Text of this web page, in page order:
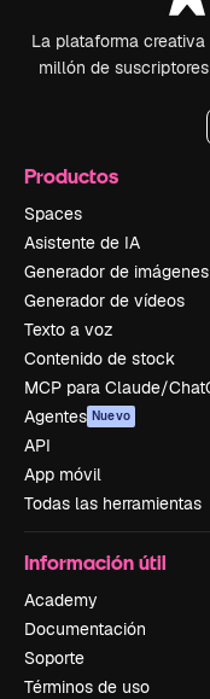
La plataforma
millón de
Productos
Spaces
Asistente de IA
Generador de imágenes
Generador de vídeos
Texto a voz
Contenido de stock
MCP para Claude/
Agentes Nuevo
API
App móvil
Todas las herramientas
Información útil
Academy
Documentación
Soporte
Términos de uso